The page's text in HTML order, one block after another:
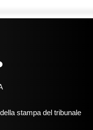
stampa del tribunale